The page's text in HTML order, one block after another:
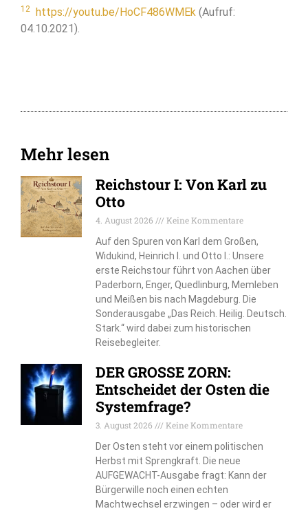
12 https://youtu.be/HoCF486WMEk (Aufruf:
04.10.2021).
Mehr lesen
Reichstour I: Von Karl zu
Otto
4. August 2026
Keine Kommentare
Auf den Spuren von Karl dem Großen,
Widukind, Heinrich I. und Otto I.: Unsere
erste Reichstour führt von Aachen über
Paderborn, Enger, Quedlinburg, Memleben
und Meißen bis nach Magdeburg. Die
Sonderausgabe „Das Reich. Heilig. Deutsch.
Stark.“ wird dabei zum historischen
Reisebegleiter.
DER GROSSE ZORN:
Entscheidet der Osten die
Systemfrage?
3. August 2026
Keine Kommentare
Der Osten steht vor einem politischen
Herbst mit Sprengkraft. Die neue
AUFGEWACHT-Ausgabe fragt: Kann der
Bürgerwille noch einen echten
Machtwechsel erzwingen – oder wird er